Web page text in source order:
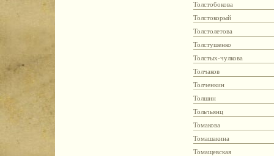
Толстобокова
Толстокорый
Толстолетова
Толстушенко
Толстых-чулкова
Толчаков
Толченкин
Толшин
Тольчьянц
Томакова
Томашакина
Томащевская